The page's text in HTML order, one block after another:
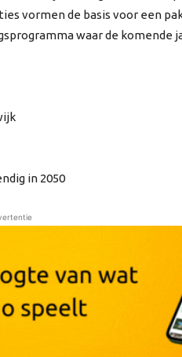
vormen de basis voor een
waar de komende
in 2050